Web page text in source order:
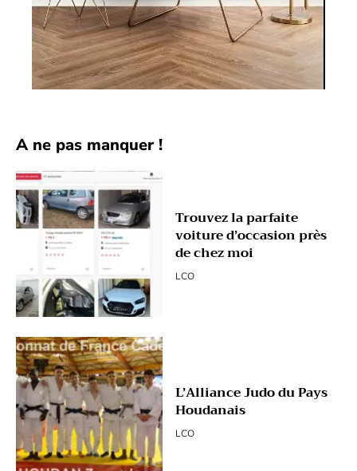
A ne pas manquer !
Trouvez la parfaite
voiture d’occasion près
de chez moi
LCO
L’Alliance Judo du Pays
Houdanais
LCO